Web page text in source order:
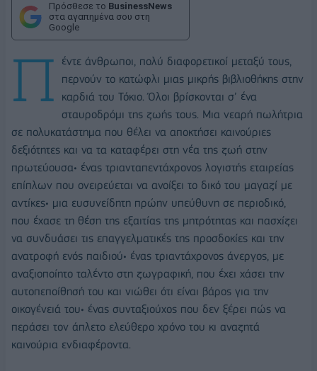
Πρόσθεσε το BusinessNews
στα αγαπημένα σου στη
Google
Π
έντε άνθρωποι, πολύ διαφορετικοί μεταξύ τους,
περνούν το κατώφλι μιας μικρής βιβλιοθήκης στην
καρδιά του Τόκιο. Όλοι βρίσκονται σ’ ένα
σταυροδρόμι της ζωής τους. Μια νεαρή πωλήτρια
σε πολυκατάστημα που θέλει να αποκτήσει καινούριες
δεξιότητες και να τα καταφέρει στη νέα της ζωή στην
πρωτεύουσα• ένας τριανταπεντάχρονος λογιστής εταιρείας
επίπλων που ονειρεύεται να ανοίξει το δικό του μαγαζί με
αντίκες• μια ευσυνείδητη πρώην υπεύθυνη σε περιοδικό,
που έχασε τη θέση της εξαιτίας της μητρότητας και πασχίζει
να συνδυάσει τις επαγγελματικές της προσδοκίες και την
ανατροφή ενός παιδιού• ένας τριαντάχρονος άνεργος, με
αναξιοποίητο ταλέντο στη ζωγραφική, που έχει χάσει την
αυτοπεποίθησή του και νιώθει ότι είναι βάρος για την
οικογένειά του• ένας συνταξιούχος που δεν ξέρει πώς να
περάσει τον άπλετο ελεύθερο χρόνο του κι αναζητά
καινούρια ενδιαφέροντα.